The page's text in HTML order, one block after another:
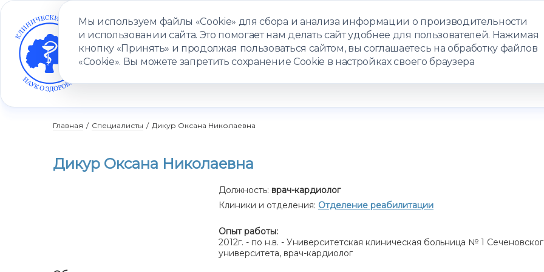
Мы используем файлы «Cookie» для сбора и анализа информации о производительности
и использовании сайта. Это помогает нам делать сайт удобнее для пользователей. Нажимая
кнопку «Принять» и продолжая пользоваться сайтом, вы соглашаетесь на обработку файлов
«Cookie». Вы можете запретить сохранение Cookie в настройках своего браузера
ЗАПИСАТЬСЯ
Главная / Специалисты / Дикур Оксана Николаевна
Дикур Оксана Николаевна
Должность: врач-кардиолог
Клиники и отделения: Отделение реабилитации
Опыт работы:
2012г. - по н.в. - Университетская клиническая больница № 1
университета, врач-кардиолог